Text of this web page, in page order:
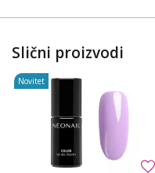
Slični proizvodi
Novitet